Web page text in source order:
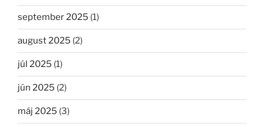
september 2025 (1)
august 2025 (2)
júl 2025 (1)
jún 2025 (2)
máj 2025 (3)